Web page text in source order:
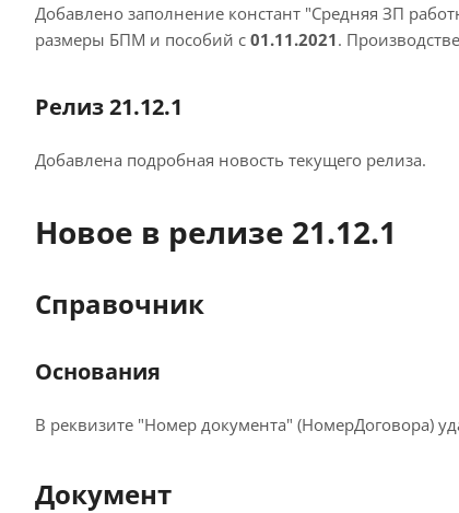
Добавлено заполнение констант "Средняя ЗП
размеры БПМ и пособий с 01.11.2021.
Релиз 21.12.1
Добавлена подробная новость текущего релиза.
Новое в релизе 21.12.1
Справочник
Основания
В реквизите "Номер документа" (НомерДоговора)
Документ